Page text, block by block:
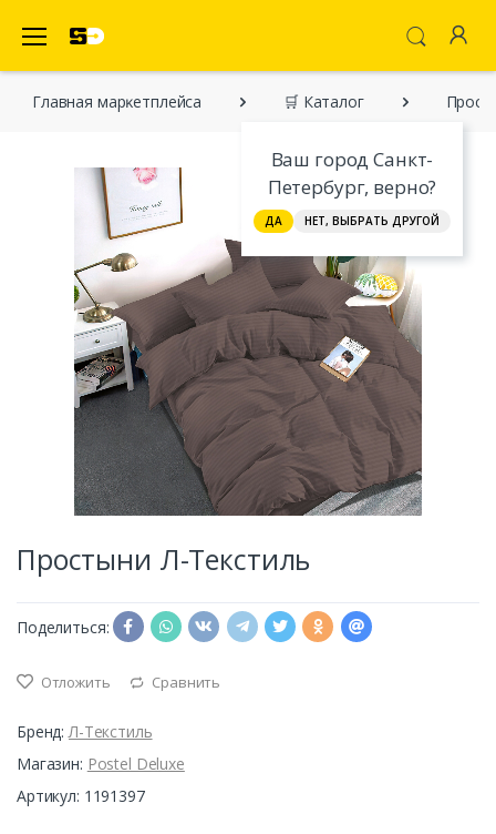
Ваш город Санкт-
Петербург, верно?
ДА НЕТ, ВЫБРАТЬ ДРУГОЙ
Главная марĸетплейса 🛒 Каталог
Простыни Л-Текстиль
Поделиться:
Отложить Сравнить
Бренд:Л-Текстиль
Магазин: Postel Deluxe
Артикул: 1191397